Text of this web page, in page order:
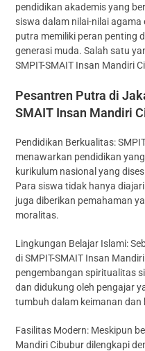
pendidikan akademis yang
siswa dalam nilai-nilai
putra memiliki peran penting
generasi muda. Salah satu
SMPIT-SMAIT Insan Mandiri
Pesantren Putra di
SMAIT Insan Mandiri
Pendidikan Berkualitas:
menawarkan pendidikan
kurikulum nasional yang
Para siswa tidak hanya
juga diberikan pemahaman
moralitas.
Lingkungan Belajar Islami:
di SMPIT-SMAIT Insan
pengembangan spiritualitas
dan didukung oleh pengajar
tumbuh dalam keimanan dan
Fasilitas Modern: Meskipun
Mandiri Cibubur dilengkapi